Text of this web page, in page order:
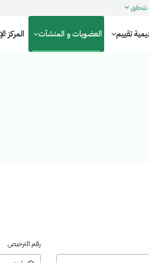
تقييم العضويات و المنشآت المركز
رقم الترخيص